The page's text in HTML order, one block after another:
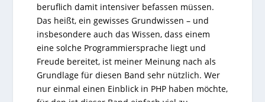
beruflich damit intensiver befassen müssen.
Das heißt, ein gewisses Grundwissen – und
insbesondere auch das Wissen, dass einem
eine solche Programmiersprache liegt und
Freude bereitet, ist meiner Meinung nach als
Grundlage für diesen Band sehr nützlich. Wer
nur einmal einen Einblick in PHP haben möchte,